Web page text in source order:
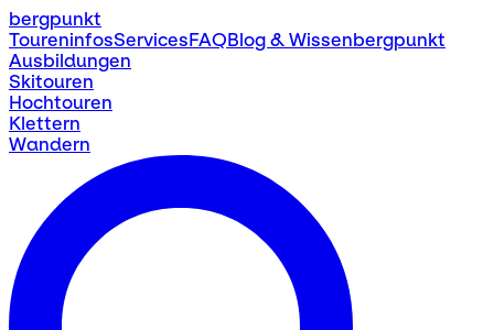
bergpunkt
ToureninfosServicesFAQBlog & Wissenbergpunkt
Ausbildungen
Skitouren
Hochtouren
Klettern
Wandern